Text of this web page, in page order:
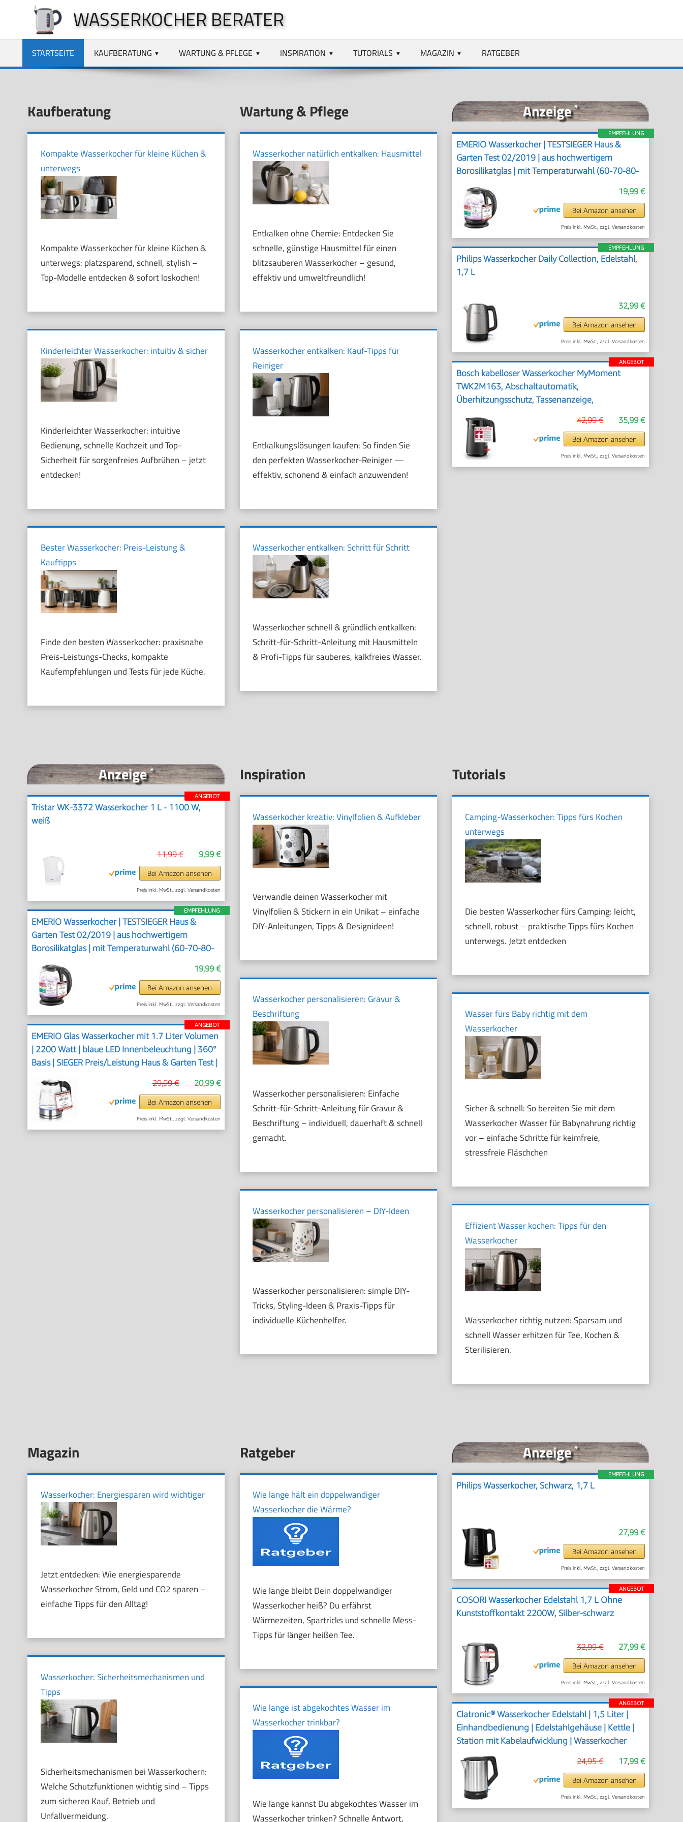
springen
WASSERKOCHER BERATER
STARTSEITE KAUFBERATUNG WARTUNG & PFLEGE INSPIRATION TUTORIALS MAGAZIN RATGEBER
Kaufberatung
Kompakte Wasserkocher für kleine Küchen &
unterwegs
Kompakte Wasserkocher für kleine Küchen &
unterwegs: platzsparend, schnell, stylish –
Top-Modelle entdecken & sofort loskochen!
Kinderleichter Wasserkocher: intuitiv & sicher
Kinderleichter Wasserkocher: intuitive
Bedienung, schnelle Kochzeit und Top-
Sicherheit für sorgenfreies Aufbrühen – jetzt
entdecken!
Bester Wasserkocher: Preis-Leistung &
Kauftipps
Finde den besten Wasserkocher: praxisnahe
Preis-Leistungs-Checks, kompakte
Kaufempfehlungen und Tests für jede Küche.
Wartung & Pflege
Wasserkocher natürlich entkalken: Hausmittel
Entkalken ohne Chemie: Entdecken Sie
schnelle, günstige Hausmittel für einen
blitzsauberen Wasserkocher – gesund,
effektiv und umweltfreundlich!
Wasserkocher entkalken: Kauf-Tipps für
Reiniger
Entkalkungslösungen kaufen: So finden Sie
den perfekten Wasserkocher-Reiniger —
effektiv, schonend & einfach anzuwenden!
Wasserkocher entkalken: Schritt für Schritt
Wasserkocher schnell & gründlich entkalken:
Schritt-für-Schritt-Anleitung mit Hausmitteln
& Profi-Tipps für sauberes, kalkfreies Wasser.
Anzeige*
EMPFEHLUNG
EMERIO Wasserkocher | TESTSIEGER Haus &
Garten Test 02/2019 | aus hochwertigem
Borosilikatglas | mit Temperaturwahl (60-70-80-
Warmhaltung | 2200W | WK-119255.5
19,99 €
Bei Amazon ansehen
Preis inkl. MwSt., zzgl. Versandkosten
EMPFEHLUNG
Philips Wasserkocher Daily Collection, Edelstahl,
1,7 L
32,99 €
Bei Amazon ansehen
Preis inkl. MwSt., zzgl. Versandkosten
ANGEBOT
Bosch kabelloser Wasserkocher MyMoment
TWK2M163, Abschaltautomatik,
Überhitzungsschutz, Tassenanzeige,
Dampfstopp-Automatik, 1,7 L, 2400 W, Schwarz
matt
35,99 €
42,99 €
Bei Amazon ansehen
Preis inkl. MwSt., zzgl. Versandkosten
Anzeige*
ANGEBOT
Tristar WK-3372 Wasserkocher 1 L - 1100 W,
weiß
9,99 €
11,99 €
Bei Amazon ansehen
Preis inkl. MwSt., zzgl. Versandkosten
EMPFEHLUNG
EMERIO Wasserkocher | TESTSIEGER Haus &
Garten Test 02/2019 | aus hochwertigem
Borosilikatglas | mit Temperaturwahl (60-70-80-
Warmhaltung | 2200W | WK-119255.5
19,99 €
Bei Amazon ansehen
Preis inkl. MwSt., zzgl. Versandkosten
ANGEBOT
EMERIO Glas Wasserkocher mit 1.7 Liter Volumen
| 2200 Watt | blaue LED Innenbeleuchtung | 360°
Basis | SIEGER Preis/Leistung Haus & Garten Test |
20,99 €
29,99 €
Bei Amazon ansehen
Preis inkl. MwSt., zzgl. Versandkosten
Inspiration
Wasserkocher kreativ: Vinylfolien & Aufkleber
Verwandle deinen Wasserkocher mit
Vinylfolien & Stickern in ein Unikat – einfache
DIY-Anleitungen, Tipps & Designideen!
Wasserkocher personalisieren: Gravur &
Beschriftung
Wasserkocher personalisieren: Einfache
Schritt-für-Schritt-Anleitung für Gravur &
Beschriftung – individuell, dauerhaft & schnell
gemacht.
Wasserkocher personalisieren – DIY-Ideen
Wasserkocher personalisieren: simple DIY-
Tricks, Styling-Ideen & Praxis-Tipps für
individuelle Küchenhelfer.
Tutorials
Camping-Wasserkocher: Tipps fürs Kochen
unterwegs
Die besten Wasserkocher fürs Camping: leicht,
schnell, robust – praktische Tipps fürs Kochen
unterwegs. Jetzt entdecken
Wasser fürs Baby richtig mit dem
Wasserkocher
Sicher & schnell: So bereiten Sie mit dem
Wasserkocher Wasser für Babynahrung richtig
vor – einfache Schritte für keimfreie,
stressfreie Fläschchen
Effizient Wasser kochen: Tipps für den
Wasserkocher
Wasserkocher richtig nutzen: Sparsam und
schnell Wasser erhitzen für Tee, Kochen &
Sterilisieren.
Magazin
Wasserkocher: Energiesparen wird wichtiger
Jetzt entdecken: Wie energiesparende
Wasserkocher Strom, Geld und CO2 sparen –
einfache Tipps für den Alltag!
Wasserkocher: Sicherheitsmechanismen und
Tipps
Sicherheitsmechanismen bei Wasserkochern:
Welche Schutzfunktionen wichtig sind – Tipps
zum sicheren Kauf, Betrieb und
Unfallvermeidung.
Ratgeber
Wie lange hält ein doppelwandiger
Wasserkocher die Wärme?
Wie lange bleibt Dein doppelwandiger
Wasserkocher heiß? Du erfährst
Wärmezeiten, Spartricks und schnelle Mess-
Tipps für länger heißen Tee.
Wie lange ist abgekochtes Wasser im
Wasserkocher trinkbar?
Wie lange kannst Du abgekochtes Wasser im
Wasserkocher trinken? Schnelle Antwort,
Anzeige*
EMPFEHLUNG
Philips Wasserkocher, Schwarz, 1,7 L
27,99 €
Bei Amazon ansehen
Preis inkl. MwSt., zzgl. Versandkosten
ANGEBOT
COSORI Wasserkocher Edelstahl 1,7 L Ohne
Kunststoffkontakt 2200W, Silber-schwarz
27,99 €
32,99 €
Bei Amazon ansehen
Preis inkl. MwSt., zzgl. Versandkosten
ANGEBOT
Clatronic® Wasserkocher Edelstahl | 1,5 Liter |
Einhandbedienung | Edelstahlgehäuse | Kettle |
Station mit Kabelaufwicklung | Wasserkocher
schwarz | WKS 3692 schwarz
17,99 €
24,95 €
Bei Amazon ansehen
Preis inkl. MwSt., zzgl. Versandkosten